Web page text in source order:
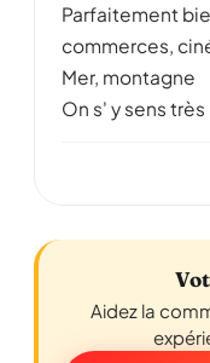
Parfaitement
commerces,
Mer, montagne
On s' y sens
Aidez la